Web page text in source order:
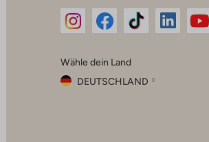
Instagram
Facebook
TikTok
Wähle dein Land
DEUTSCHLAND